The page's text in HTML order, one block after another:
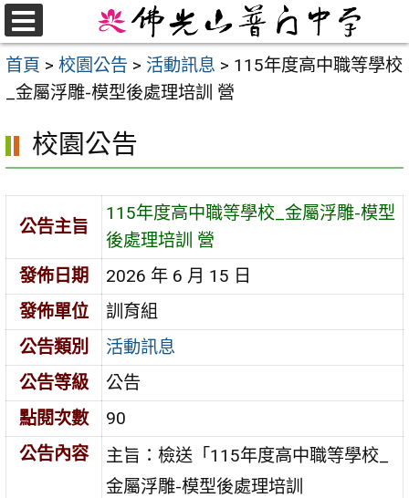
跳
至
主
要
首頁 > 校園公告 > 活動訊息 > 115年度高中職等學校
_金屬浮雕-模型後處理培訓 營
校園公告
公告主旨
115年度高中職等學校_金屬浮雕-模型
後處理培訓 營
發佈日期
2026 年 6 月 15 日
發佈單位
訓育組
公告類別
活動訊息
公告等級
公告
點閱次數
90
公告內容
主旨：檢送「115年度高中職等學校_
金屬浮雕-模型後處理培訓
選
單